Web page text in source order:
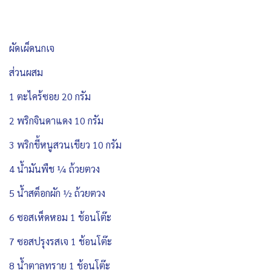
ผัดเผ็ดนกเจ
ส่วนผสม
1 ตะไคร้ซอย 20 กรัม
2 พริกจินดาแดง 10 กรัม
3 พริกขี้หนูสวนเขียว 10 กรัม
4 น้ำมันพืช ¼ ถ้วยตวง
5 น้ำสต็อกผัก ½ ถ้วยตวง
6 ซอสเห็ดหอม 1 ช้อนโต๊ะ
7 ซอสปรุงรสเจ 1 ช้อนโต๊ะ
8 น้ำตาลทราย 1 ช้อนโต๊ะ